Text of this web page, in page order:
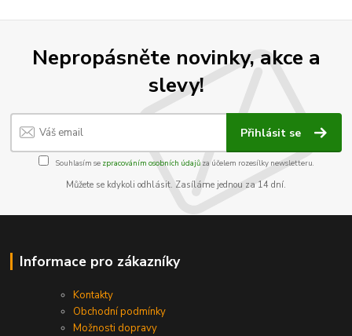
Nepropásněte novinky, akce a
slevy!
Přihlásit se
Souhlasím se zpracováním osobních údajůza účelem rozesílky newsletteru.
Můžete se kdykoli odhlásit. Zasíláme jednou za 14 dní.
Informace pro zákazníky
Kontakty
Obchodní podmínky
Možnosti dopravy